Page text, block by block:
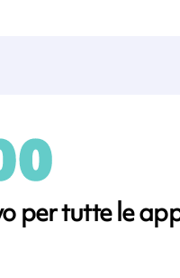
per tutte le